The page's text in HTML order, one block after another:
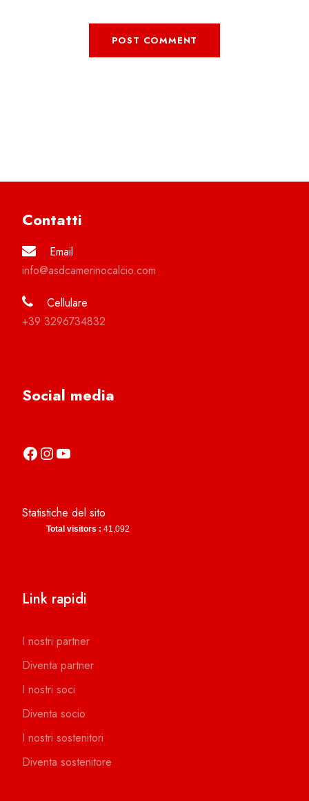
Contatti
Email
info@asdcamerinocalcio.com
Cellulare
+39 3296734832
Social media
https://it-it.facebook.com/asdcamerinocalcio https://www.instagram.com/camerinocalcio/ https://www.youtube.com/channel/UCl4n2co-g2dZSKsLZ-lZy9g
Statistiche del sito
Total visitors : 41,092
Link rapidi
I nostri partner
Diventa partner
I nostri soci
Diventa socio
I nostri sostenitori
Diventa sostenitore